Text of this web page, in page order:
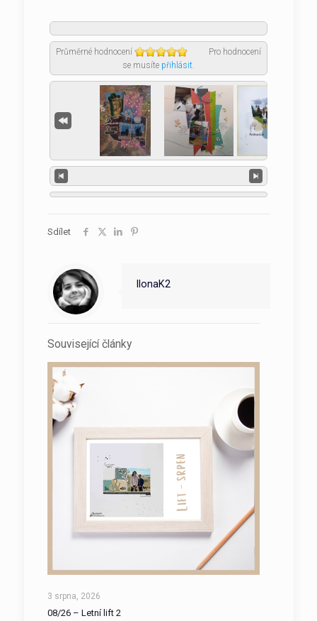
Průměrné hodnocení
Pro hodnocení
se musíte přihlásit.
Sdílet
IlonaK2
Související články
3 srpna, 2026
08/26 – Letní lift 2